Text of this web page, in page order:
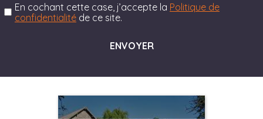
En cochant cette case, j’accepte la Politique de
confidentialitéde ce site.